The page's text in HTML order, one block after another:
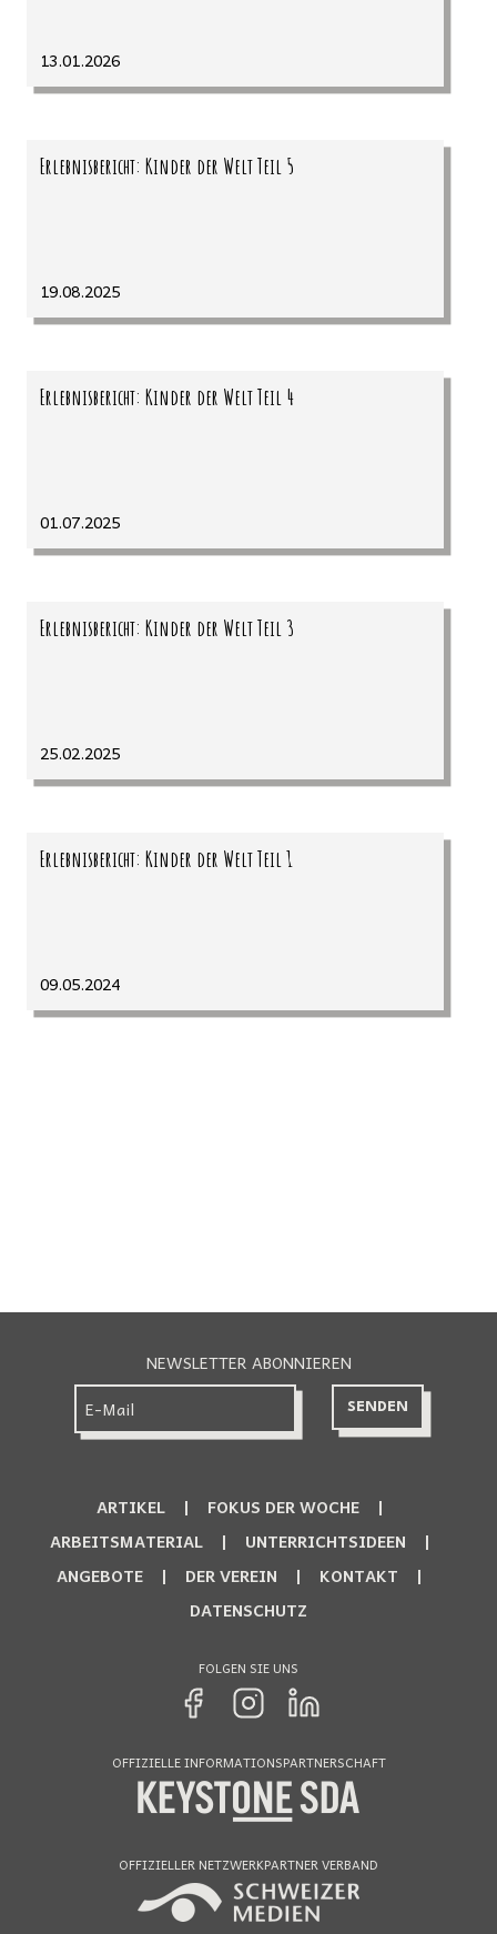
13.01.2026
Erlebnisbericht: Kinder der Welt Teil 5
19.08.2025
Erlebnisbericht: Kinder der Welt Teil 4
01.07.2025
Erlebnisbericht: Kinder der Welt Teil 3
25.02.2025
Erlebnisbericht: Kinder der Welt Teil 1
09.05.2024
NEWSLETTER ABONNIEREN
ARTIKEL
FOKUS DER WOCHE
ARBEITSMATERIAL
UNTERRICHTSIDEEN
ANGEBOTE
DER VEREIN
KONTAKT
DATENSCHUTZ
FOLGEN SIE UNS
OFFIZIELLE INFORMATIONSPARTNERSCHAFT
OFFIZIELLER NETZWERKPARTNER VERBAND